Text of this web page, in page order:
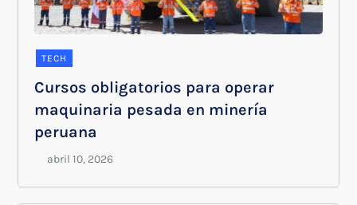
TECH
Cursos obligatorios para operar
maquinaria pesada en minería
peruana